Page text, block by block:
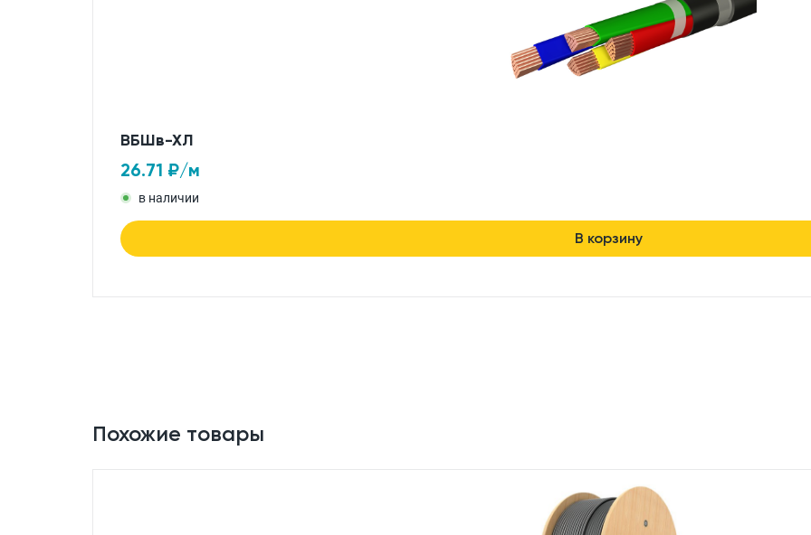
ВБШв-ХЛ
26.71 ₽/м
в наличии
В корзину
Похожие товары